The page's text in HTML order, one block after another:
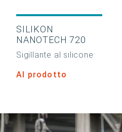
SILIKON
NANOTECH 720
Sigillante al silicone
Al prodotto